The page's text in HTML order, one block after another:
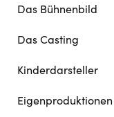
Das Bühnenbild
Das Casting
Kinderdarsteller
Eigenproduktionen